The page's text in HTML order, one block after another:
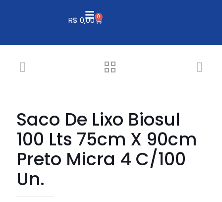
R$ 0,00 0
Saco De Lixo Biosul
100 Lts 75cm X 90cm
Preto Micra 4 C/100
Un.